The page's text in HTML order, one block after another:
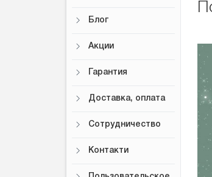
Блог
Акции
Гарантия
Доставка, оплата
Сотрудничество
Контакти